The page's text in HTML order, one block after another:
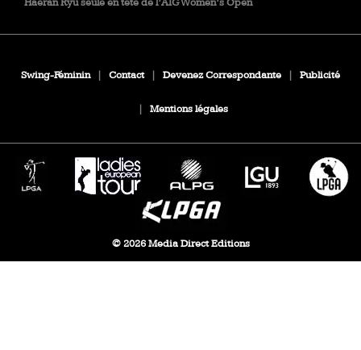
Haeran Ryu seule en tête de l’AIG Women’s Open
Swing-Féminin Contact Devenez Correspondante Publicité
Mentions légales
© 2026 Media Direct Editions